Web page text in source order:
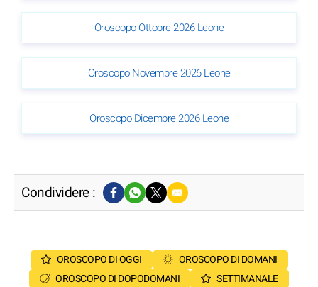
Oroscopo Ottobre 2026 Leone
Oroscopo Novembre 2026 Leone
Oroscopo Dicembre 2026 Leone
Condividere :
OROSCOPO DI OGGI
OROSCOPO DI DOMANI
OROSCOPO DI DOPODOMANI
SETTIMANALE